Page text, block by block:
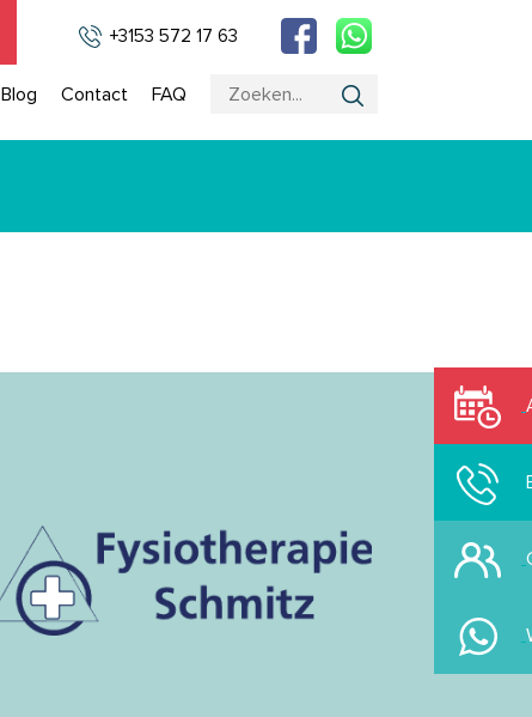
+3153 572 17 63
Blog Contact FAQ